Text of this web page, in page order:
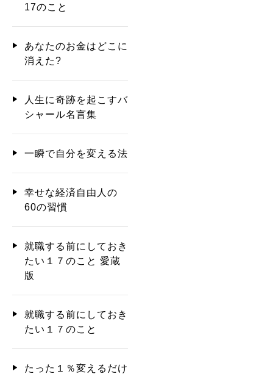
17のこと
あなたのお金はどこに
消えた?
人生に奇跡を起こすバ
シャール名言集
一瞬で自分を変える法
幸せな経済自由人の
60の習慣
就職する前にしておき
たい１７のこと 愛蔵
版
就職する前にしておき
たい１７のこと
たった１％変えるだけ